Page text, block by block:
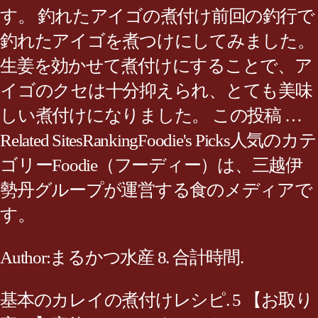
す。 釣れたアイゴの煮付け前回の釣行で
釣れたアイゴを煮つけにしてみました。
生姜を効かせて煮付けにすることで、ア
イゴのクセは十分抑えられ、とても美味
しい煮付けになりました。 この投稿 …
Related SitesRankingFoodie's Picks人気のカテ
ゴリーFoodie（フーディー）は、三越伊
勢丹グループが運営する食のメディアで
す。
Author:まるかつ水産 8. 合計時間.
基本のカレイの煮付けレシピ. 5 【お取り